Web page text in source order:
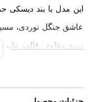
این مدل با بند دیسکی
عاشق جنگل نوردی،
زیره مقاوم، قالب